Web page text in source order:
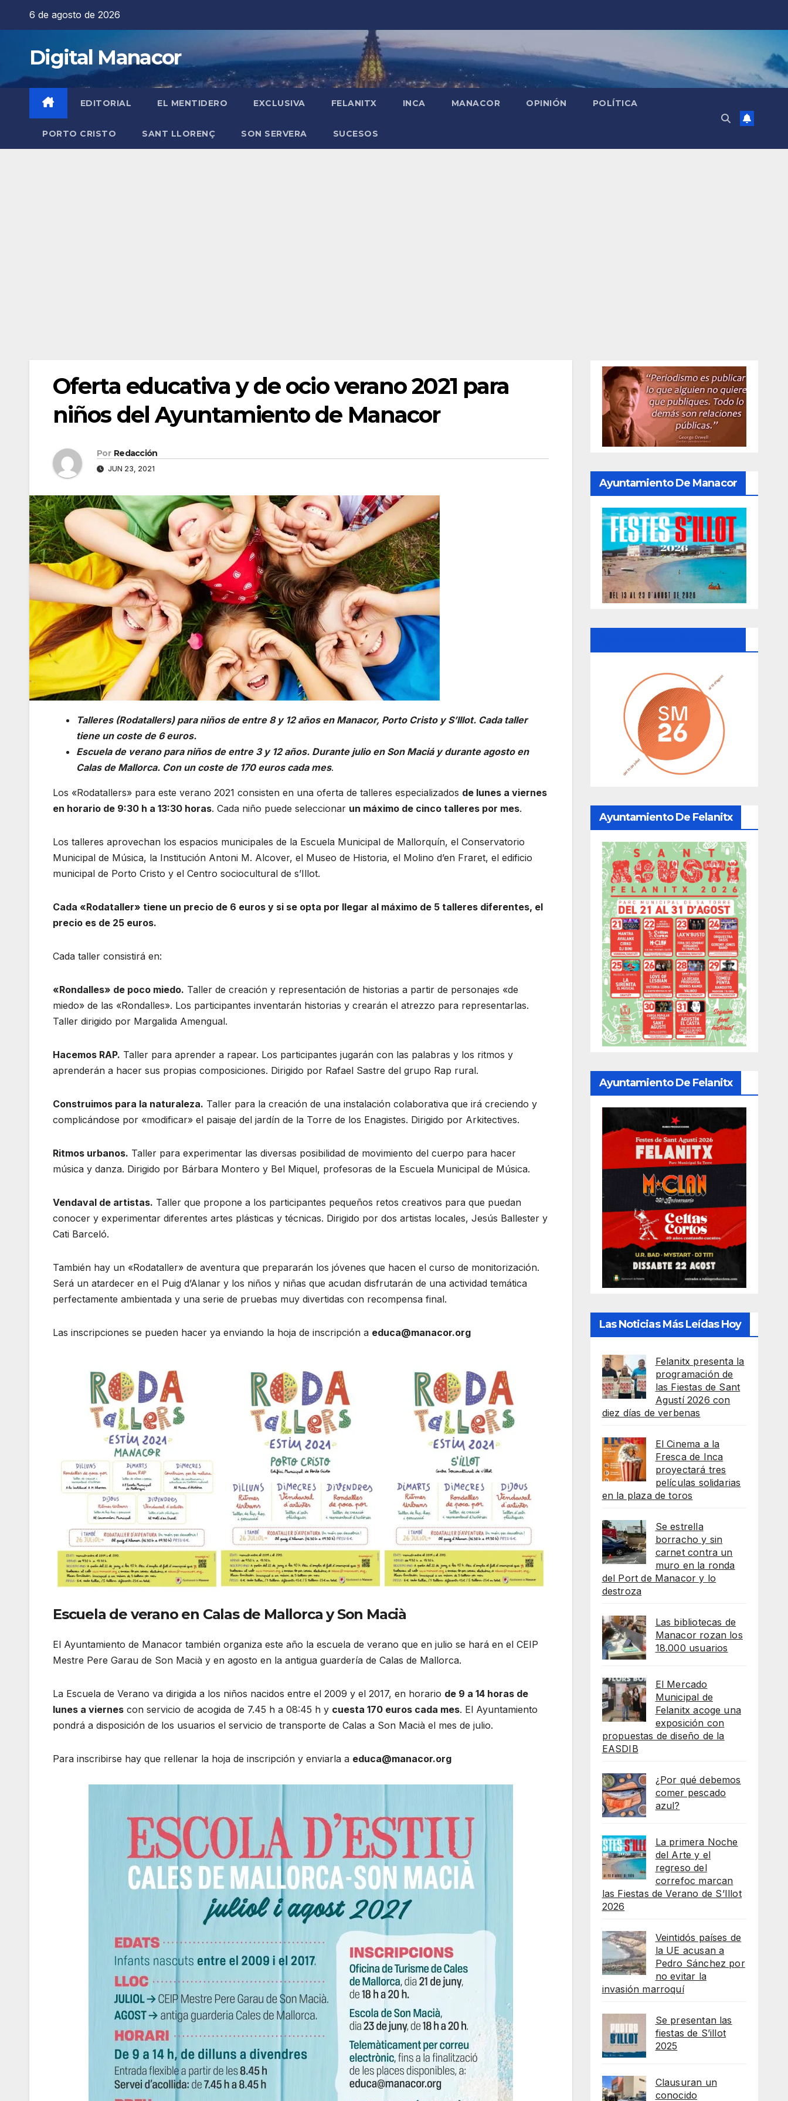
6 de agosto de 2026
Digital Manacor
EDITORIAL EL MENTIDERO EXCLUSIVA FELANITX INCA MANACOR OPINIÓN POLÍTICA
PORTO CRISTO SANT LLORENÇ SON SERVERA SUCESOS
Oferta educativa y de ocio verano 2021 para
niños del Ayuntamiento de Manacor
Por Redacción
JUN 23, 2021
Talleres (Rodatallers) para niños de entre 8 y 12 años en Manacor, Porto Cristo y S’Illot. Cada taller
tiene un coste de 6 euros.
Escuela de verano para niños de entre 3 y 12 años. Durante julio en Son Maciá y durante agosto en
Calas de Mallorca. Con un coste de 170 euros cada mes.
Los «Rodatallers» para este verano 2021 consisten en una oferta de talleres especializados de lunes a viernes
en horario de 9:30 h a 13:30 horas. Cada niño puede seleccionar un máximo de cinco talleres por mes.
Los talleres aprovechan los espacios municipales de la Escuela Municipal de Mallorquín, el Conservatorio
Municipal de Música, la Institución Antoni M. Alcover, el Museo de Historia, el Molino d’en Fraret, el edificio
municipal de Porto Cristo y el Centro sociocultural de s’Illot.
Cada «Rodataller» tiene un precio de 6 euros y si se opta por llegar al máximo de 5 talleres diferentes, el
precio es de 25 euros.
Cada taller consistirá en:
«Rondalles» de poco miedo. Taller de creación y representación de historias a partir de personajes «de
miedo» de las «Rondalles». Los participantes inventarán historias y crearán el atrezzo para representarlas.
Taller dirigido por Margalida Amengual.
Hacemos RAP. Taller para aprender a rapear. Los participantes jugarán con las palabras y los ritmos y
aprenderán a hacer sus propias composiciones. Dirigido por Rafael Sastre del grupo Rap rural.
Construimos para la naturaleza. Taller para la creación de una instalación colaborativa que irá creciendo y
complicándose por «modificar» el paisaje del jardín de la Torre de los Enagistes. Dirigido por Arkitectives.
Ritmos urbanos. Taller para experimentar las diversas posibilidad de movimiento del cuerpo para hacer
música y danza. Dirigido por Bárbara Montero y Bel Miquel, profesoras de la Escuela Municipal de Música.
Vendaval de artistas. Taller que propone a los participantes pequeños retos creativos para que puedan
conocer y experimentar diferentes artes plásticas y técnicas. Dirigido por dos artistas locales, Jesús Ballester y
Cati Barceló.
También hay un «Rodataller» de aventura que prepararán los jóvenes que hacen el curso de monitorización.
Será un atardecer en el Puig d’Alanar y los niños y niñas que acudan disfrutarán de una actividad temática
perfectamente ambientada y una serie de pruebas muy divertidas con recompensa final.
Las inscripciones se pueden hacer ya enviando la hoja de inscripción a educa@manacor.org
Escuela de verano en Calas de Mallorca y Son Macià
El Ayuntamiento de Manacor también organiza este año la escuela de verano que en julio se hará en el CEIP
Mestre Pere Garau de Son Macià y en agosto en la antigua guardería de Calas de Mallorca.
La Escuela de Verano va dirigida a los niños nacidos entre el 2009 y el 2017, en horario de 9 a 14 horas de
lunes a viernes con servicio de acogida de 7.45 h a 08:45 h y cuesta 170 euros cada mes. El Ayuntamiento
pondrá a disposición de los usuarios el servicio de transporte de Calas a Son Macià el mes de julio.
Para inscribirse hay que rellenar la hoja de inscripción y enviarla a educa@manacor.org
Ayuntamiento De Manacor
Ayuntamiento De Felanitx
Ayuntamiento De Felanitx
Las Noticias Más Leídas Hoy
Felanitx presenta la
programación de
las Fiestas de Sant
Agustí 2026 con
diez días de verbenas
El Cinema a la
Fresca de Inca
proyectará tres
películas solidarias
en la plaza de toros
Se estrella
borracho y sin
carnet contra un
muro en la ronda
del Port de Manacor y lo
destroza
Las bibliotecas de
Manacor rozan los
18.000 usuarios
El Mercado
Municipal de
Felanitx acoge una
exposición con
propuestas de diseño de la
EASDIB
¿Por qué debemos
comer pescado
azul?
La primera Noche
del Arte y el
regreso del
correfoc marcan
las Fiestas de Verano de S’Illot
2026
Veintidós países de
la UE acusan a
Pedro Sánchez por
no evitar la
invasión marroquí
Se presentan las
fiestas de S’illot
2025
Clausuran un
conocido